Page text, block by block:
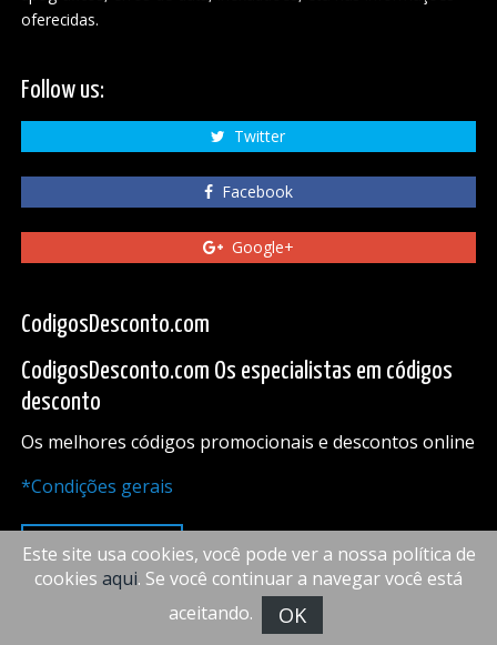
oferecidas.
Follow us:
Twitter
Facebook
Google+
CodigosDesconto.com
CodigosDesconto.com Os especialistas em códigos
desconto
Os melhores códigos promocionais e descontos online
*Condições gerais
PARA CIMA
FiveDoors Network 2018
Este site usa cookies, você pode ver a nossa política de
cookies aqui. Se você continuar a navegar você está
aceitando.
OK